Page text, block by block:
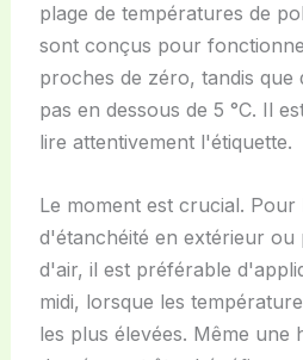
plage de températures de
sont conçus pour
proches de zéro, tandis
pas en dessous de 5 °C. Il
lire attentivement l'étiquette.
Le moment est crucial. Pour
d'étanchéité en extérieur
d'air, il est préférable
midi, lorsque les
les plus élevées. Même une